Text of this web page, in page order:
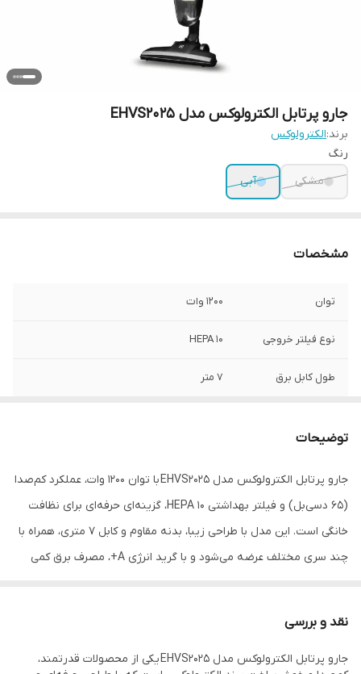
جارو پرتابل الکترولوکس مدل EHVS2025
برند:الکترولوکس
رنگ
مشکی
آبی
مشخصات
توان ۱۲۰۰ وات
نوع فیلتر خروجی HEPA 10
طول کابل برق ۷ متر
توضیحات
جارو پرتابل الکترولوکس مدل EHVS2025 با توان 1200 وات، عملکرد کم‌صدا
(65 دسی‌بل) و فیلتر بهداشتی HEPA 10، گزینه‌ای حرفه‌ای برای نظافت
خانگی است. این مدل با طراحی زیبا، بدنه مقاوم و کابل ۷ متری، همراه با
چند سری مختلف عرضه می‌شود و با گرید انرژی A+، مصرف برق کمی
کم‌صدا و خوش‌ساخت برند الکترولوکس است که با طراحی حرفه‌ای و
امکانات کاربردی، نظافت را برای شما به تجربه‌ای آسان و سریع تبدیل
نقد و بررسی
جارو پرتابل الکترولوکس مدل EHVS2025 یکی از محصولات قدرتمند،